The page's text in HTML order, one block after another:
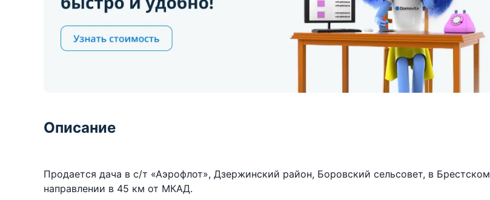
Описание
Продается дача в с/т «Аэрофлот», Дзержинский район, Боровский сельсовет, в Брестском
направлении в 45 км от МКАД.